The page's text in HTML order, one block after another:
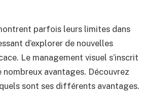
parfois leurs limites dans
d’explorer de nouvelles
Le management visuel s’inscrit
avantages. Découvrez
sont ses différents avantages.